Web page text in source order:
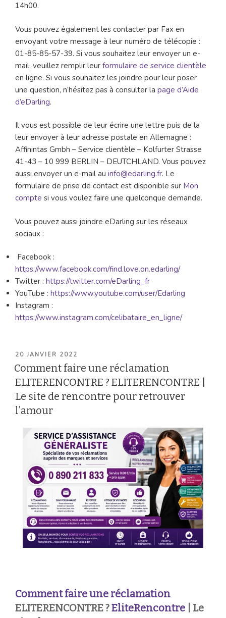
14h00.
Vous pouvez également les contacter par Fax en
envoyant votre message à leur numéro de télécopie :
01-85-85-57-39. Si vous souhaitez leur envoyer un e-
mail, veuillez remplir leur formulaire de service clientèle
en ligne. Si vous souhaitez les joindre pour leur poser
une question, n’hésitez pas à consulter la page d’Aide
d’eDarling.
Il vous est possible de leur écrire une lettre puis de la
leur envoyer à leur adresse postale en Allemagne :
Affinintas Gmbh – Service clientèle – Kolfurter Strasse
41-43 – 10 999 BERLIN – DEUTCHLAND. Vous pouvez
aussi envoyer un e-mail au info@edarling.fr. Le
formulaire de prise de contact est disponible sur Mon
compte si vous voulez faire une quelconque demande.
Vous pouvez aussi joindre eDarling sur les réseaux
sociaux :
Facebook :
https://www.facebook.com/find.love.on.edarling/
Twitter : https://twitter.com/eDarling_fr
YouTube : https://www.youtube.com/user/Edarling
Instagram :
https://www.instagram.com/celibataire_en_ligne/
PUBLIÉ
LE
20 JANVIER 2022
Comment faire une réclamation
ELITERENCONTRE ? ELITERENCONTRE |
Le site de rencontre pour retrouver
l’amour
Comment faire une réclamation
ELITERENCONTRE ?EliteRencontre | Le